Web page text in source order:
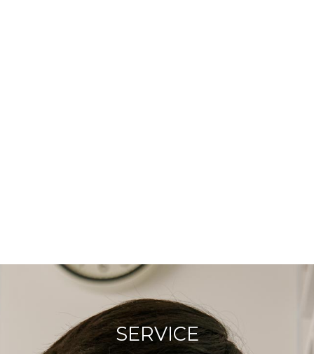
SERVICE